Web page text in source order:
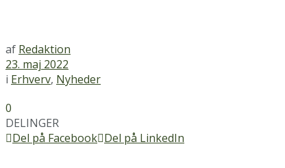
af Redaktion
23. maj 2022
i Erhverv, Nyheder
0
DELINGER
Del på Facebook Del på LinkedIn